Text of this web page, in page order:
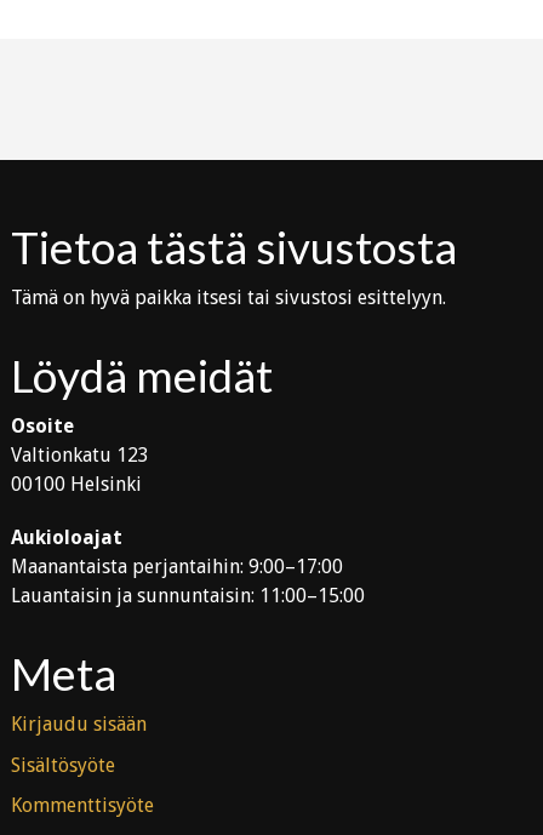
Tietoa tästä sivustosta
Tämä on hyvä paikka itsesi tai sivustosi esittelyyn.
Löydä meidät
Osoite
Valtionkatu 123
00100 Helsinki
Aukioloajat
Maanantaista perjantaihin: 9:00–17:00
Lauantaisin ja sunnuntaisin: 11:00–15:00
Meta
Kirjaudu sisään
Sisältösyöte
Kommenttisyöte